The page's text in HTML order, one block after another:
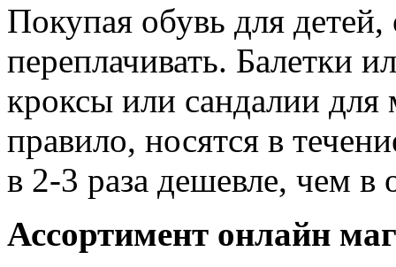
Покупая обувь для
переплачивать. Балетки
кроксы или сандалии для
правило, носятся в
в 2-3 раза дешевле, чем в
Ассортимент онлайн